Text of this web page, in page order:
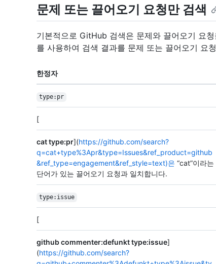
문제 또는 끌어오기 요청만 검색
기본적으로 GitHub 검색은 문제와 끌어오기 요
를 사용하여 검색 결과를 문제 또는 끌어오기 요
한정자
type:pr
[
cat type:pr](https://github.com/search?
q=cat+type%3Apr&type=Issues&ref_product=github
&ref_type=engagement&ref_style=text)은 “cat”이라는
단어가 있는 끌어오기 요청과 일치합니다.
type:issue
[
github commenter:defunkt type:issue]
(https://github.com/search?